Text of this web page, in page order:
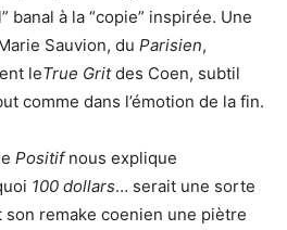
banal à la “copie” inspirée. Une
Sauvion, du Parisien,
leTrue Gritdes Coen, subtil
comme dans l’émotion de la fin.
Positif nous explique
100 dollars… serait une sorte
remake coenien une piètre